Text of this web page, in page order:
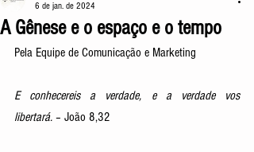
A Gênese e o espaço e o tempo
6 de jan. de 2024
Pela Equipe de Comunicação e Marketing
E conhecereis a verdade, e a verdade vos
libertará. – João 8,32